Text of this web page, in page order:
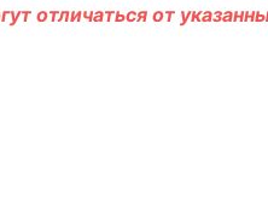
отличаться от